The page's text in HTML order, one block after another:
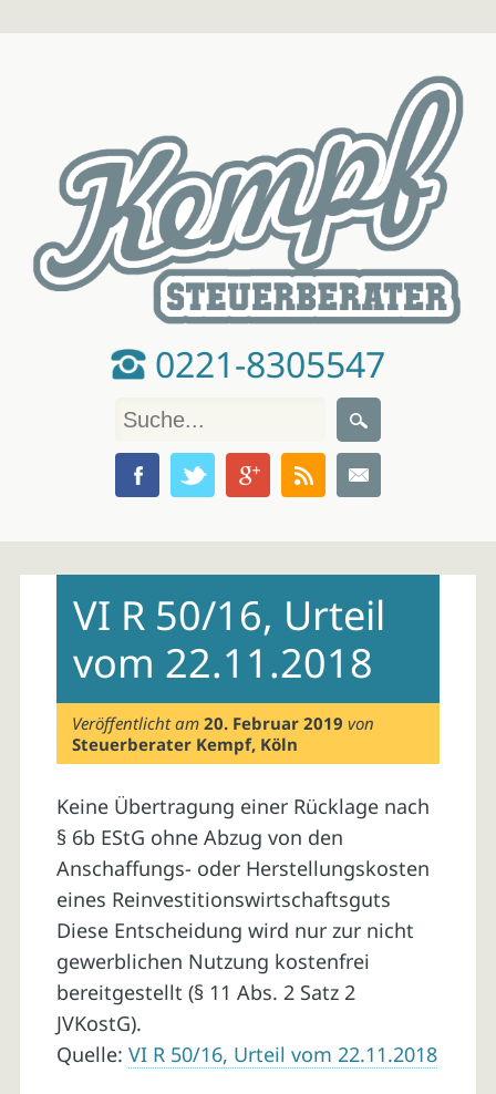
0221-8305547
contentVI R 50/16, Urteil
vom 22.11.2018
Veröffentlicht am20. Februar 2019 von
Steuerberater Kempf, Köln
Keine Übertragung einer Rücklage nach
§ 6b EStG ohne Abzug von den
Anschaffungs- oder Herstellungskosten
eines Reinvestitionswirtschaftsguts
Diese Entscheidung wird nur zur nicht
gewerblichen Nutzung kostenfrei
bereitgestellt (§ 11 Abs. 2 Satz 2
JVKostG).
Quelle: VI R 50/16, Urteil vom 22.11.2018